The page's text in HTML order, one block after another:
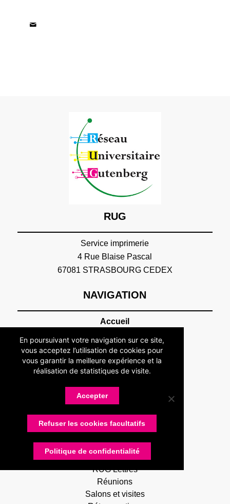
RUG
Service imprimerie
4 Rue Blaise Pascal
67081 STRASBOURG CEDEX
NAVIGATION
Accueil
Présentation
Devenir adhérent
Statuts
Partenaires
Devenir partenaire
Connexion
Contactez-nous
RUG Lettres
Réunions
Salons et visites
En poursuivant votre navigation sur ce site,
vous acceptez l’utilisation de cookies pour
vous garantir la meilleure expérience et la
réalisation de statistiques de visite.
Accepter
Refuser les cookies facultatifs
Politique de confidentialité